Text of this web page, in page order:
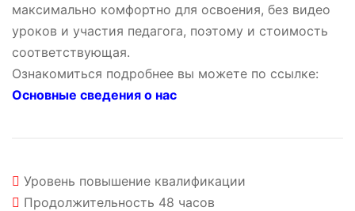
максимально комфортно для освоения, без видео
уроков и участия педагога, поэтому и стоимость
соответствующая.
Ознакомиться подробнее вы можете по ссылке:
Основные сведения о нас
Уровень повышение квалификации
Продолжительность 48 часов